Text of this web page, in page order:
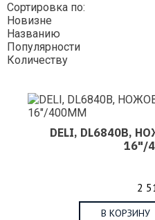
Сортировка по:
Новизне
Названию
Популярности
Количеству
DELI, DL6840B,
16"/
2
В КОРЗИНУ